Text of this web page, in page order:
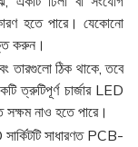
হতে পারে। যেকোনো
করুন।
তারগুলো ঠিক থাকে, তবে
ত্রুটিপূর্ণ চার্জার LED
সক্ষম নাও হতে পারে।
সাধারণত PCB-